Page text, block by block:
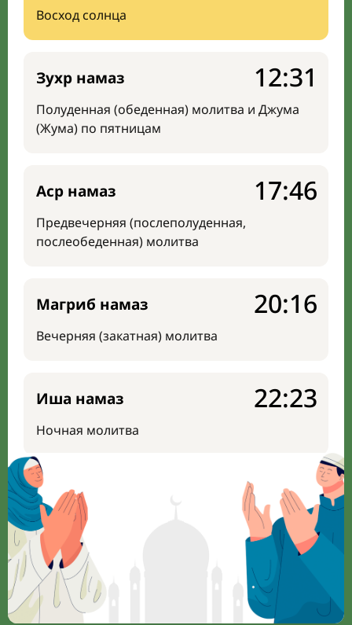
Восход солнца
Зухр намаз
Полуденная (обеденная) молитва и Джума
(Жума) по пятницам
12:31
Аср намаз
Предвечерняя (послеполуденная,
послеобеденная) молитва
17:46
Магриб намаз
Вечерняя (закатная) молитва
20:16
Иша намаз
Ночная молитва
22:23